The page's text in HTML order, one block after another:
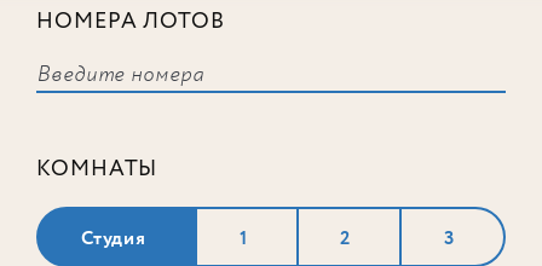
НОМЕРА ЛОТОВ
КОМНАТЫ
Студия 1 2 3
соответствует ни одного лота